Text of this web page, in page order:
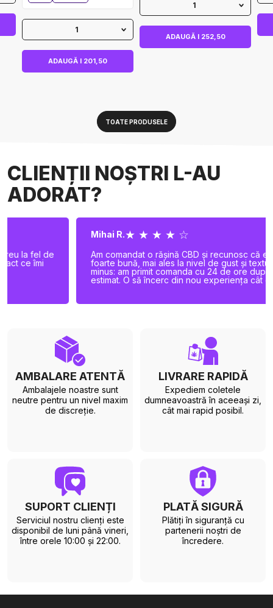
1
ADAUGĂ I 201,50
1
ADAUGĂ I 252,50
TOATE PRODUSELE
CLIENȚII NOȘTRI L-AU
ADORAT?
★ ★ ★ ★ ☆
Am comandat o rășină CBD și recunosc că este chiar
foarte bună, mai ales la nivel de gust și textură. Singurul
minus: am primit comanda cu 24 de ore după termenul
estimat. O să încerc din nou experiența cât de curând!
AMBALARE ATENTĂ
Ambalajele noastre sunt
neutre pentru un nivel maxim
de discreție.
LIVRARE RAPIDĂ
Expediem coletele
dumneavoastră în aceeași zi,
cât mai rapid posibil.
SUPORT CLIENȚI
Serviciul nostru clienți este
disponibil de luni până vineri,
între orele 10:00 și 22:00.
PLATĂ SIGURĂ
Plătiți în siguranță cu
partenerii noștri de
încredere.